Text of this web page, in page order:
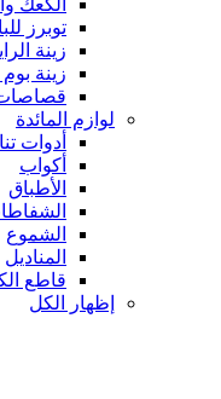
الكعك
توبرز
زينة
زينة
قصاصات
لوازم المائدة
أدوات
أكواب
الأطباق
الشموع
المناديل
قاطع
إظهار الكل